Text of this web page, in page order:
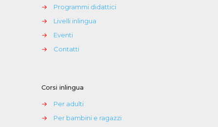
→
Programmi didattici
→
Livelli inlingua
→
Eventi
→
Contatti
Corsi inlingua
→
Per adulti
→
Per bambini e ragazzi